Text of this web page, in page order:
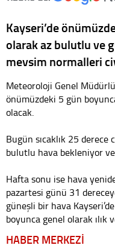
Kayseri’de
olarak az bulutlu ve
mevsim normalleri
Meteoroloji Genel
önümüzdeki 5 gün
olacak.
Bugün sıcaklık 25 derece
bulutlu hava bekleniyor ve
Hafta sonu ise hava
pazartesi günü 31
güneşli bir hava
boyunca genel olarak ılık
HABER MERKEZİ